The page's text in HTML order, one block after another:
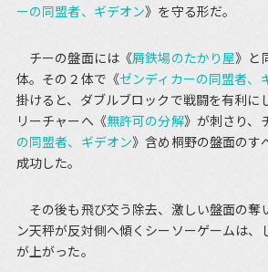
ーの同盟者、ギデオン》を守る形だ。
チーの盤面には《屑鉄場のたかり屋》と
体。その２体で《ゼンディカーの同盟者、
掛けると、ダブルブロックで戦闘を有利に
リーチャーへ《無許可の分解》が刺さり、
の同盟者、ギデオン》含め桐野の盤面のす
成功した。
その後も飛び交う除去、激しい盤面の奪
ン天秤が反対側へ傾くシーソーゲームは、
が上がった。